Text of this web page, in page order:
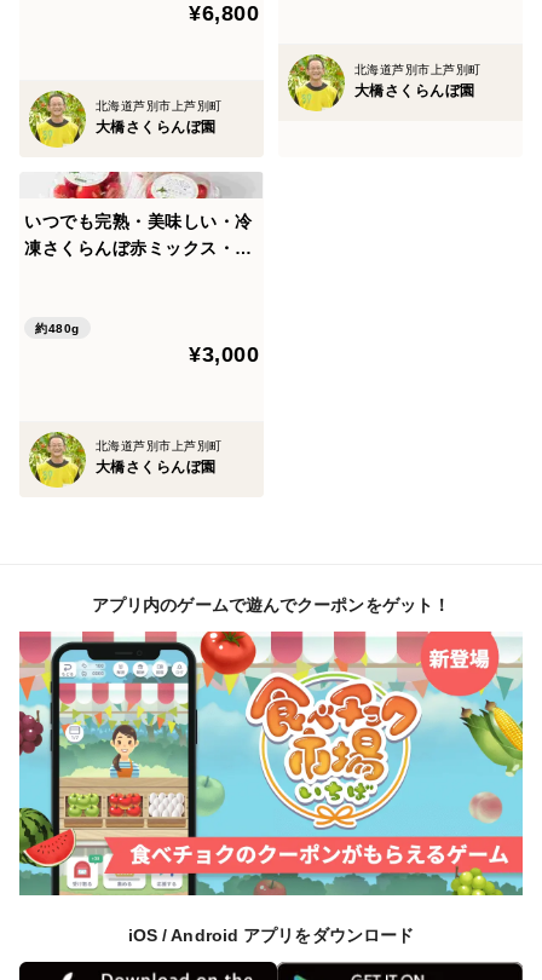
¥6,800
北海道芦別市上芦別町
大橋さくらんぼ園
北海道芦別市上芦別町
大橋さくらんぼ園
いつでも完熟・美味しい・冷
凍さくらんぼ赤ミックス・16
園】
約480g
¥3,000
北海道芦別市上芦別町
大橋さくらんぼ園
アプリ内のゲームで遊んでクーポンをゲット！
iOS / Android アプリをダウンロード